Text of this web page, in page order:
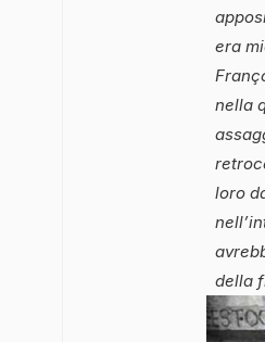
era
nella
loro
della